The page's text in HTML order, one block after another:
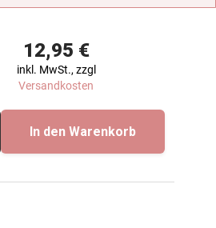
12,95 €
inkl. MwSt., zzgl
Versandkosten
In den Warenkorb